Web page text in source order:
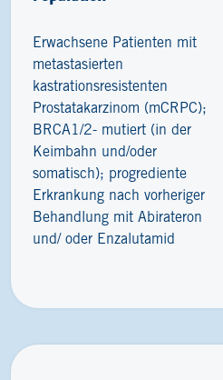
Erwachsene Patienten mit
metastasierten
kastrationsresistenten
Prostatakarzinom (mCRPC);
BRCA1/2- mutiert (in der
Keimbahn und/oder
somatisch); progrediente
Erkrankung nach vorheriger
Behandlung mit Abirateron
und/ oder Enzalutamid